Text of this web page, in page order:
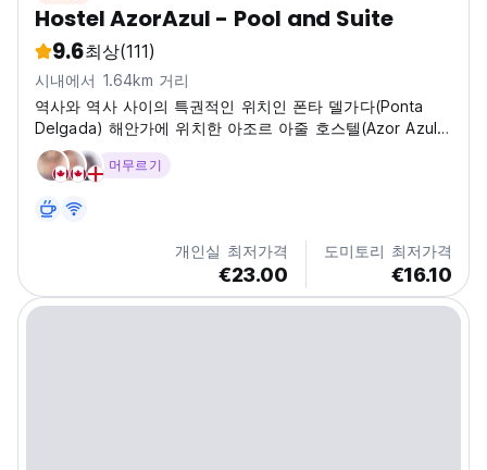
Hostel AzorAzul - Pool and Suite
9.6최상(111)
시내에서 1.64km 거리
역사와 역사 사이의 특권적인 위치인 폰타 델가다(Ponta
Delgada) 해안가에 위치한 아조르 아줄 호스텔(Azor Azul
Hostel)을 만나보세요.
머무르기
개인실 최저가격
€23.00
도미토리 최저가격
€16.10